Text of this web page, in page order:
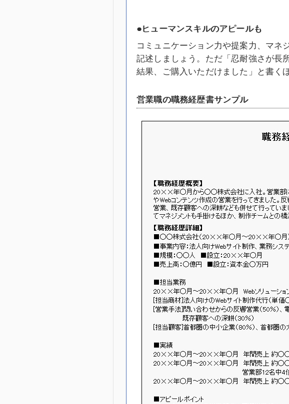
●ヒューマンスキルのアピールも
コミュニケーション力や提案力、マネ
記述しましょう。ただ「忍耐強さが長
結果、ご購入いただけました」と書く
営業職の職務経歴書サンプル